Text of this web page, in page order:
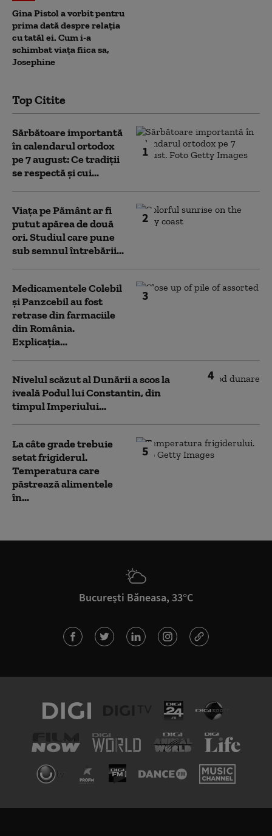
Gina Pistol a vorbit pentru
prima dată despre relația
cu tatăl ei. Cum i-a
schimbat viața fiica sa,
Josephine
Top Citite
1
Sărbătoare importantă
în calendarul ortodox
pe 7 august: Ce tradiții
se respectă și cui...
2
Viața pe Pământ ar fi
putut apărea de două
ori. Studiul care pune
sub semnul întrebării...
3
Medicamentele Colebil
și Panzcebil au fost
retrase din farmaciile
din România.
Explicația...
4
Nivelul scăzut al Dunării a scos la
iveală Podul lui Constantin, din
timpul Imperiului...
5
La câte grade trebuie
setat frigiderul.
Temperatura care
păstrează alimentele
în...
București Băneasa, 33°C